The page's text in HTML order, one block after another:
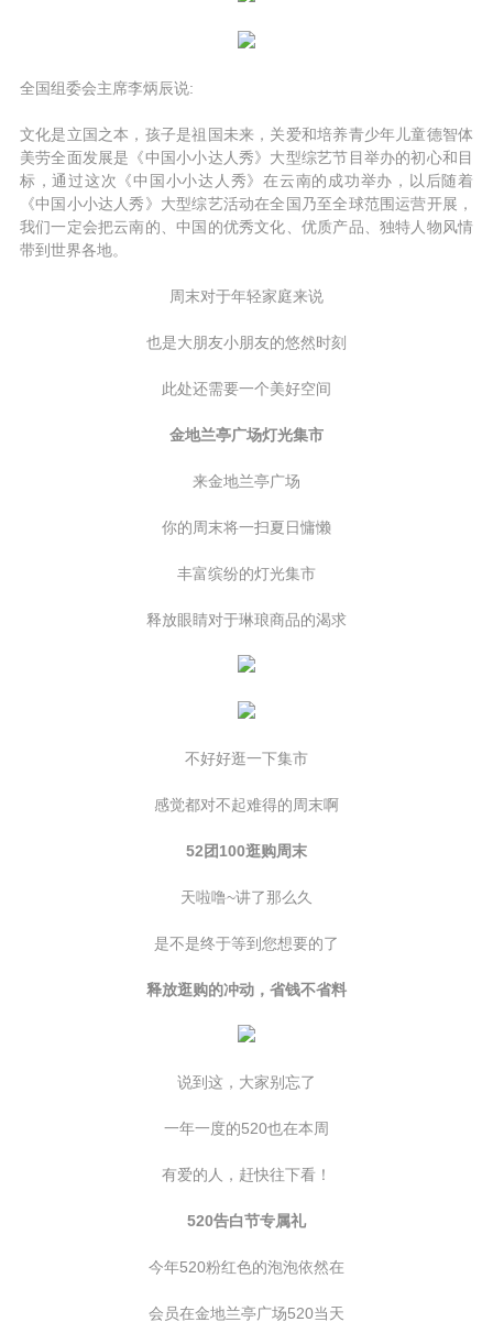
全国组委会主席李炳辰说:
文化是立国之本，孩子是祖国未来，关爱和培养青少年儿童德智体
美劳全面发展是《中国小小达人秀》大型综艺节目举办的初心和目
标，通过这次《中国小小达人秀》在云南的成功举办，以后随着
《中国小小达人秀》大型综艺活动在全国乃至全球范围运营开展，
我们一定会把云南的、中国的优秀文化、优质产品、独特人物风情
带到世界各地。
周末对于年轻家庭来说
也是大朋友小朋友的悠然时刻
此处还需要一个美好空间
金地兰亭广场灯光集市
来金地兰亭广场
你的周末将一扫夏日慵懒
丰富缤纷的灯光集市
释放眼睛对于琳琅商品的渴求
不好好逛一下集市
感觉都对不起难得的周末啊
52团100逛购周末
天啦噜~讲了那么久
是不是终于等到您想要的了
释放逛购的冲动，省钱不省料
说到这，大家别忘了
一年一度的520也在本周
有爱的人，赶快往下看！
520告白节专属礼
今年520粉红色的泡泡依然在
会员在金地兰亭广场520当天